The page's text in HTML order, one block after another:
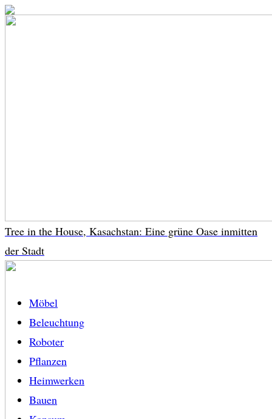
Tree in the House, Kasachstan: Eine grüne Oase inmitten
der Stadt
Möbel
Beleuchtung
Roboter
Pflanzen
Heimwerken
Bauen